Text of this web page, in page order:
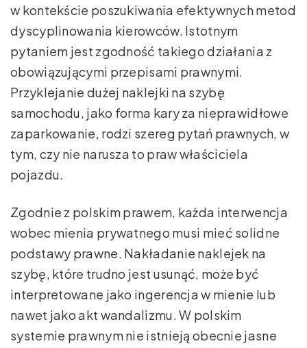
w kontekście poszukiwania efektywnych metod
dyscyplinowania kierowców. Istotnym
pytaniem jest zgodność takiego działania z
obowiązującymi przepisami prawnymi.
Przyklejanie dużej naklejki na szybę
samochodu, jako forma kary za nieprawidłowe
zaparkowanie, rodzi szereg pytań prawnych, w
tym, czy nie narusza to praw właściciela
pojazdu.
Zgodnie z polskim prawem, każda interwencja
wobec mienia prywatnego musi mieć solidne
podstawy prawne. Nakładanie naklejek na
szybę, które trudno jest usunąć, może być
interpretowane jako ingerencja w mienie lub
nawet jako akt wandalizmu. W polskim
systemie prawnym nie istnieją obecnie jasne